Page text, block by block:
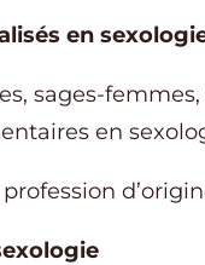
en
sages-
en